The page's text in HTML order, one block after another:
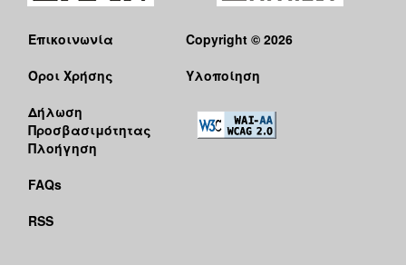
Επικοινωνία
Όροι Χρήσης
Δήλωση
Προσβασιμότητας
Πλοήγηση
FAQs
RSS
Copyright © 2026
Υλοποίηση